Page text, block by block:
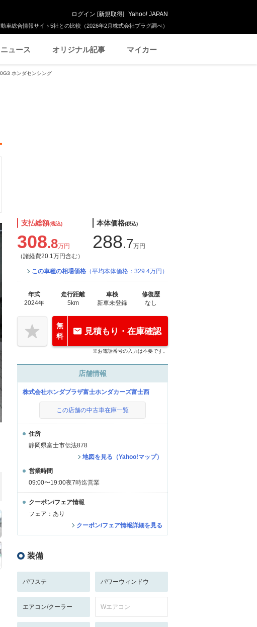
車総合情報サイト5社との比較（2026年2月株式会社プラグ調べ）
ログイン [新規取得] Yahoo! JAPAN
ニュース オリジナル記事 マイカー
ホンダセンシング
支払総額(税込)
308.8万円
（諸経費20.1万円含む）
本体価格(税込)
288.7万円
この車種の相場価格 （平均本体価格：329.4万円）
年式
2024年
走行距離
5km
車検
新車未登録
修復歴
なし
無
料
見積もり・在庫確認
※お電話番号の入力は不要です。
店舗情報
株式会社ホンダプラザ富士ホンダカーズ富士西
この店舗の中古車在庫一覧
住所
静岡県富士市伝法878
地図を見る（Yahoo!マップ）
営業時間
09:00〜19:00夜7時迄営業
クーポン/フェア情報
フェア：あり
クーポン/フェア情報詳細を見る
装備
パワステ パワーウィンドウ
エアコン/クーラー Wエアコン